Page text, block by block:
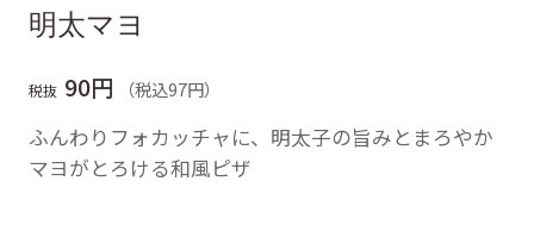
明太マヨ
税抜 90円 （税込97円）
ふんわりフォカッチャに、明太子の旨みとまろやか
マヨがとろける和風ピザ